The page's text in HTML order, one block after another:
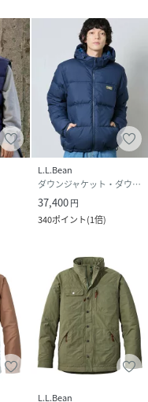
L.L.Bean
ダウンジャケット・ダウンベスト
37,400円
340ポイント(1倍)
L.L.Bean